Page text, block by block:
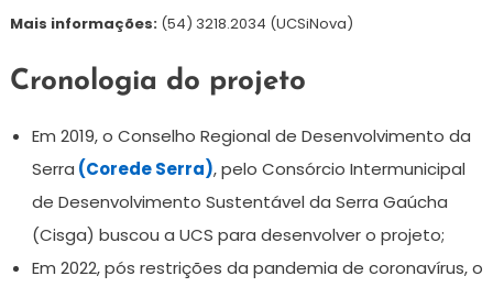
Mais informações:(54) 3218.2034 (UCSiNova)
Cronologia do projeto
Em 2019, o Conselho Regional de Desenvolvimento da
Serra (Corede Serra), pelo Consórcio Intermunicipal
de Desenvolvimento Sustentável da Serra Gaúcha
(Cisga) buscou a UCS para desenvolver o projeto;
Em 2022, pós restrições da pandemia de coronavírus, o